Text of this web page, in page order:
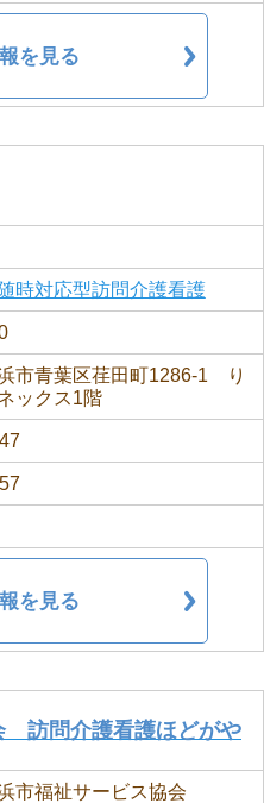
を見る
時対応型訪問介護看護
市青葉区荏田町1286-1 り
ックス1階
を見る
訪問介護看護ほどがや
市福祉サービス協会